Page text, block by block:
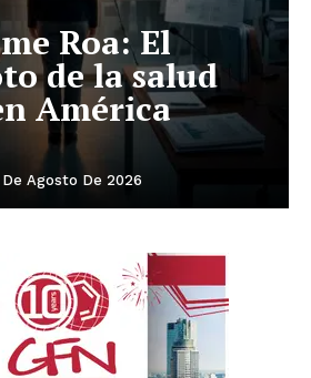
Roa: El
de la salud
América
De Agosto De 2026